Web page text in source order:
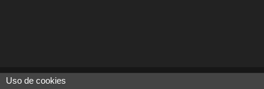
Uso de cookies